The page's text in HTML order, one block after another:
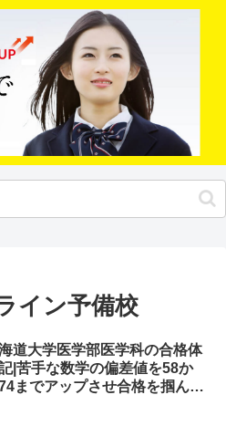
イン予備校
道大学医学部医学科の合格体
|苦手な数学の偏差値を58か
までアップさせ合格を掴んだ